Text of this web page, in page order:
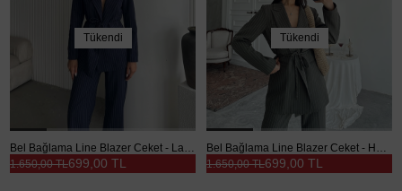
Tükendi
699,00 TL
1.650,00 TL
Tükendi
699,00 TL
1.650,00 TL